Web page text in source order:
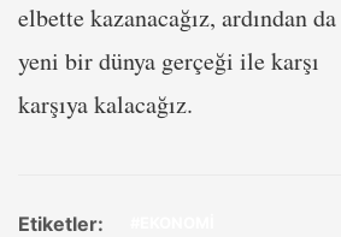
elbette kazanacağız, ardından da
yeni bir dünya gerçeği ile karşı
karşıya kalacağız.
Etiketler: